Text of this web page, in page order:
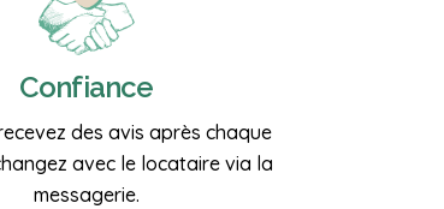
Confiance
des avis après chaque
avec le locataire via la
messagerie.